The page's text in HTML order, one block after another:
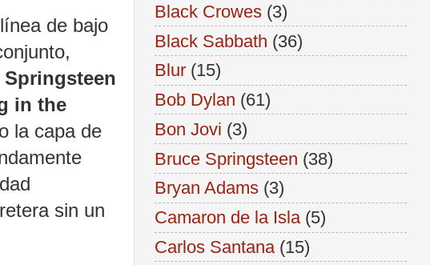
de bajo
Springsteen
in the
la capa de
sin un
Black Crowes (3)
Black Sabbath (36)
Blur (15)
Bob Dylan (61)
Bon Jovi (3)
Bruce Springsteen (38)
Bryan Adams (3)
Camaron de la Isla (5)
Carlos Santana (15)